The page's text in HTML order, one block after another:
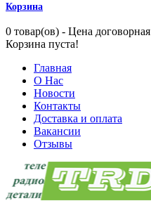
Корзина
0 товар(ов) - Цена договорная
Корзина пуста!
Главная
О Нас
Новости
Контакты
Доставка и оплата
Вакансии
Отзывы